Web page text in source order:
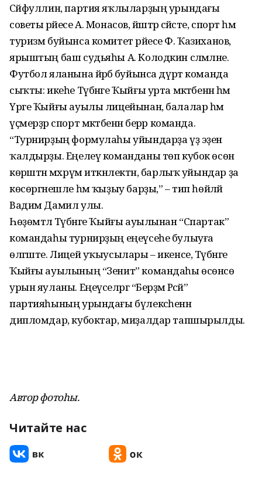
Сәйфуллин, партия яҡлыларҙың урындағы
советы рәйесе А. Монасов, йәштәр сәйәсәте, спорт һәм
туризм буйынса комитет рәйесе Ф. Ҡазиханов,
ярыштың баш судьяһы А. Колодкин сәләмләне.
Футбол яланына йәрәбә буйынса дүрт команда
сыҡты: икеһе Түбәнге Ҡыйғы урта мәктәбенән һәм
Үрге Ҡыйғы ауылы лицейынан, балалар һәм
үҫмерҙәр спорт мәктәбенән берәр команда.
“Турнирҙың формулаһы уйындарҙа үҙ эҙен
ҡалдырҙы. Еңелеү команданы төп кубок өсөн
көрәштән мәхрүм иткәнлектән, барлыҡ уйындар ҙа
көсөргәнешле һәм ҡыҙыу барҙы,” – тип һөйләй
Вадим Дамил улы.
Һөҙөмтәлә Түбәнге Ҡыйғы ауылынан “Спартак”
командаһы турнирҙың еңеүсеһе булыуға
өлгәште. Лицей уҡыусылары – икенсе, Түбәнге
Ҡыйғы ауылының “Зенит” командаһы өсөнсө
урын яуланы. Еңеүселәргә “Берҙәм Рәсәй”
партияһының урындағы бүлексәһенән
дипломдар, кубоктар, миҙалдар тапшырылды.
Автор фотоһы.
Читайте нас